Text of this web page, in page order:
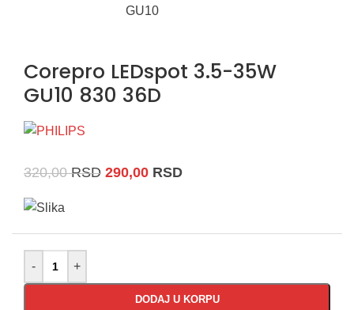
Corepro LEDspot 3.5-35W
GU10 830 36D
320,00RSD 290,00 RSD
- +
DODAJ U KORPU